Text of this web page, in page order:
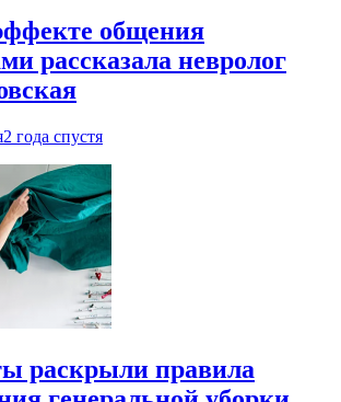
общения
рассказала невролог
2 года спустя
раскрыли правила